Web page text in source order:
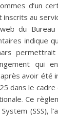
d’un
au
du
indique
permettrait
qui
avoir été
dans le cadre
Ce
(SSS),